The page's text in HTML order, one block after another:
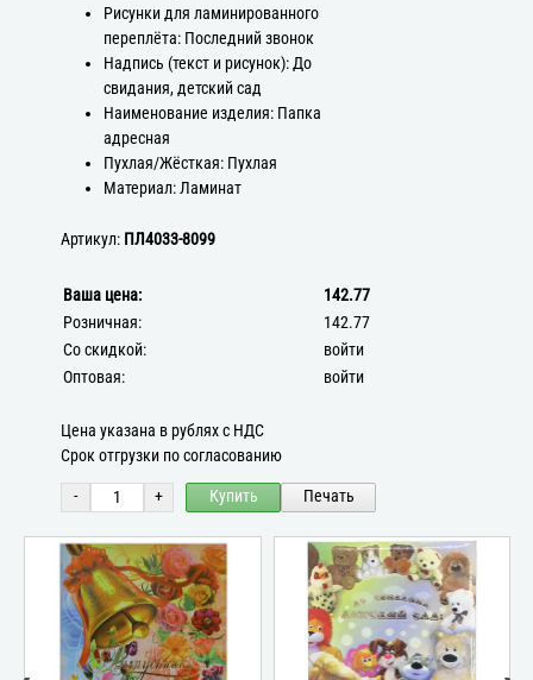
Рисунки для ламинированного
переплёта: Последний звонок
Надпись (текст и рисунок): До
свидания, детский сад
Наименование изделия: Папка
адресная
Пухлая/Жёсткая: Пухлая
Материал: Ламинат
Артикул: ПЛ4033-8099
Ваша цена:
142.77
Розничная:
142.77
Со скидкой:
войти
Оптовая:
войти
Цена указана в рублях с НДС
Срок отгрузки по согласованию
- + Купить Печать